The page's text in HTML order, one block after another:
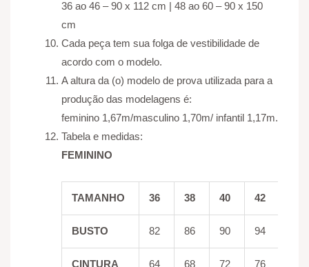
36 ao 46 – 90 x 112 cm | 48 ao 60 – 90 x 150
cm
Cada peça tem sua folga de vestibilidade de
acordo com o modelo.
A altura da (o) modelo de prova utilizada para a
produção das modelagens é:
feminino 1,67m/masculino 1,70m/ infantil 1,17m.
Tabela e medidas:
FEMININO
TAMANHO 36 38 40 42
BUSTO 82 86 90 94
CINTURA 64 68 72 76